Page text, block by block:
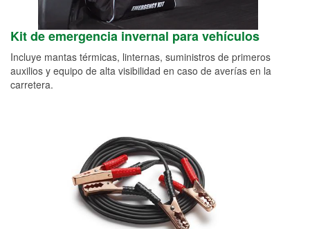
Kit de emergencia invernal para vehículos
Incluye mantas térmicas, linternas, suministros de primeros
auxilios y equipo de alta visibilidad en caso de averías en la
carretera.